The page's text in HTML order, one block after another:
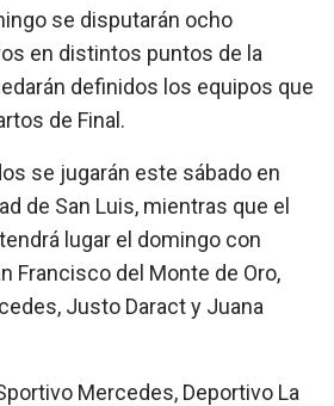
se disputarán ocho
en distintos puntos de la
definidos los equipos que
de Final.
se jugarán este sábado en
de San Luis, mientras que el
lugar el domingo con
Francisco del Monte de Oro,
Justo Daract y Juana
Mercedes, Deportivo La